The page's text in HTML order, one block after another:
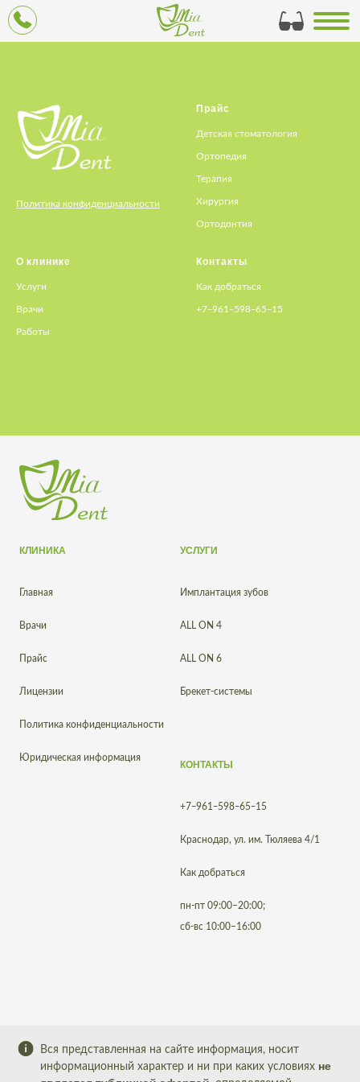
Политика конфиденциальности
Прайс
Детская стоматология
Ортопедия
Терапия
Хирургия
Ортодонтия
О клинике
Услуги
Врачи
Работы
Контакты
Как добраться
+7‒961‒598‒65‒15
КЛИНИКА
Главная
Врачи
Прайс
Лицензии
Политика конфиденциальности
Юридическая информация
УСЛУГИ
Имплантация зубов
ALL ON 4
ALL ON 6
Брекет-системы
КОНТАКТЫ
+7‒961‒598‒65‒15
Краснодар, ул. им. Тюляева 4/1
Как добраться
пн-пт 09:00–20:00;
сб-вс 10:00–16:00
Вся представленная на сайте информация, носит
информационный характер и ни при каких условиях не